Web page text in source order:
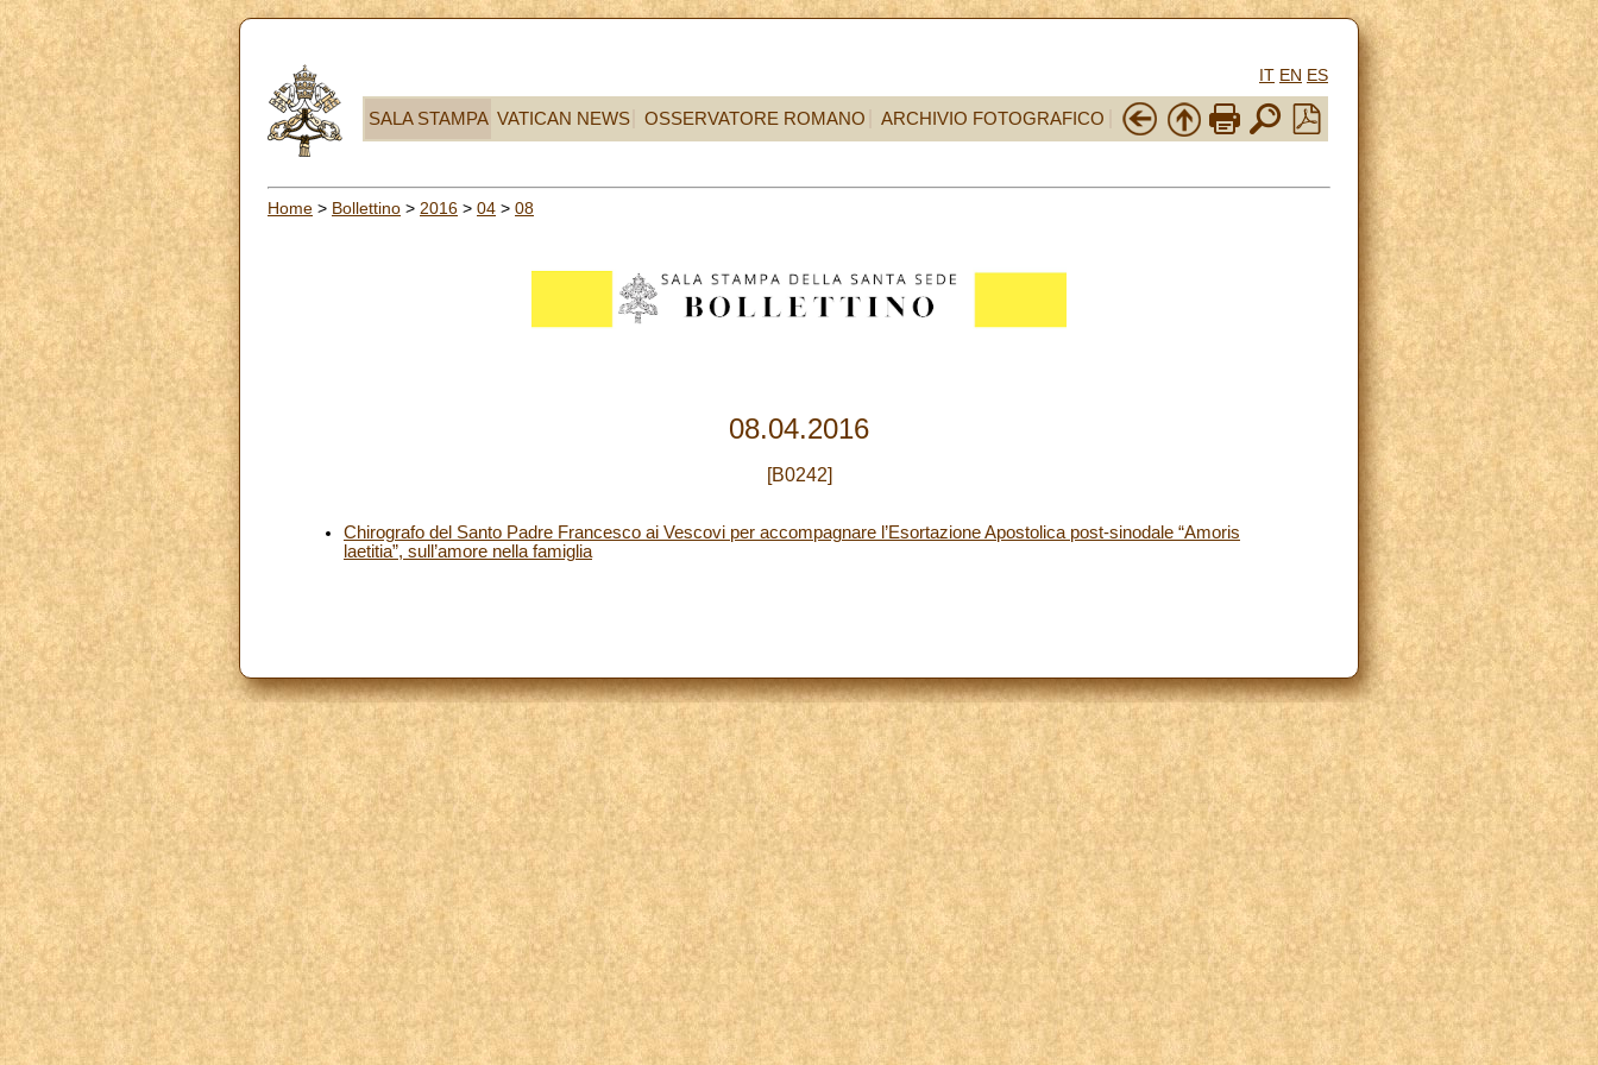
IT EN ES
SALA STAMPA VATICAN NEWS OSSERVATORE ROMANO ARCHIVIO FOTOGRAFICO
Home > Bollettino > 2016 > 04 > 08
08.04.2016
[B0242]
Chirografo del Santo Padre Francesco ai Vescovi per accompagnare l’Esortazione Apostolica post-sinodale “Amoris
laetitia”, sull’amore nella famiglia